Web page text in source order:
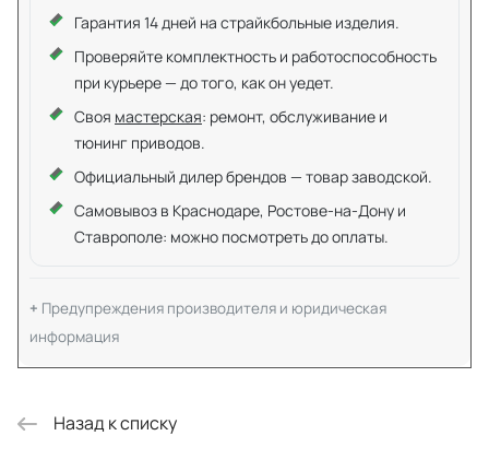
Гарантия 14 дней на страйкбольные изделия.
Проверяйте комплектность и работоспособность
при курьере — до того, как он уедет.
Своя мастерская: ремонт, обслуживание и
тюнинг приводов.
Официальный дилер брендов — товар заводской.
Самовывоз в Краснодаре, Ростове-на-Дону и
Ставрополе: можно посмотреть до оплаты.
Предупреждения производителя и юридическая
информация
Назад к списку